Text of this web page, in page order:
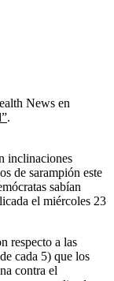
News en
.
inclinaciones
de sarampión este
sabían
el miércoles 23
respecto a las
cada 5) que los
contra el